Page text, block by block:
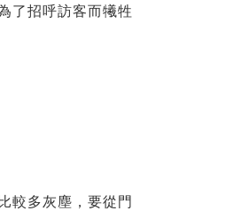
了招呼訪客而犧牲
較多灰塵，要從門